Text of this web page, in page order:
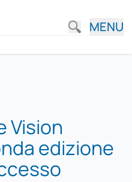
MENU
Vision
edizione